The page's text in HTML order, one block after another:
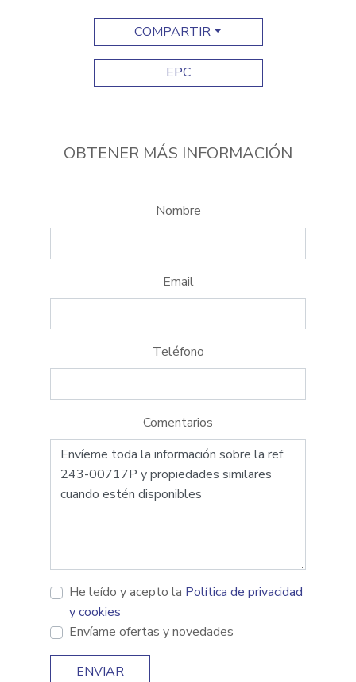
COMPARTIR
EPC
OBTENER MÁS INFORMACIÓN
Nombre
Email
Teléfono
Comentarios
He leído y acepto la Política de privacidad
y cookies
Envíame ofertas y novedades
ENVIAR